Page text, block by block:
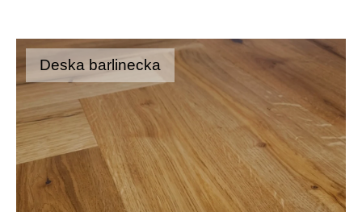
Deska barlinecka